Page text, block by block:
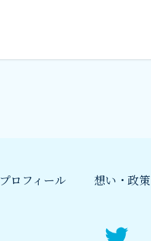
ん。
場合
プロフィール 想い・政策
Twitter